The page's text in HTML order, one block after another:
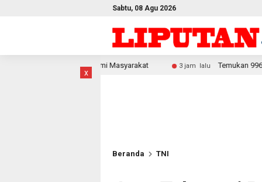
Sabtu, 08 Agu 2026
x
Ekonomi Masyarakat 3 jam lalu Temukan 996 Benda
Beranda TNI